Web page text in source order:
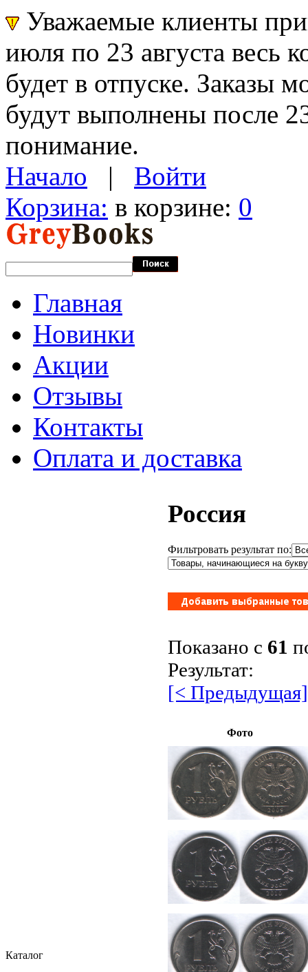
Уважаемые клиенты
июля по 23 августа весь
будет в отпуске. Заказы
будут выполнены после
понимание.
Начало | Войти
Корзина: в корзине: 0
Главная
Новинки
Акции
Отзывы
Контакты
Оплата и доставка
Каталог
Россия
Фильтровать результат по:
Показано с 61
Результат:
[< Предыдущая]
Фото